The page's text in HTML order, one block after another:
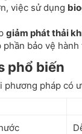
việc sử dụng
giảm phát thải
phần bảo vệ hành
phổ biến
phương pháp có